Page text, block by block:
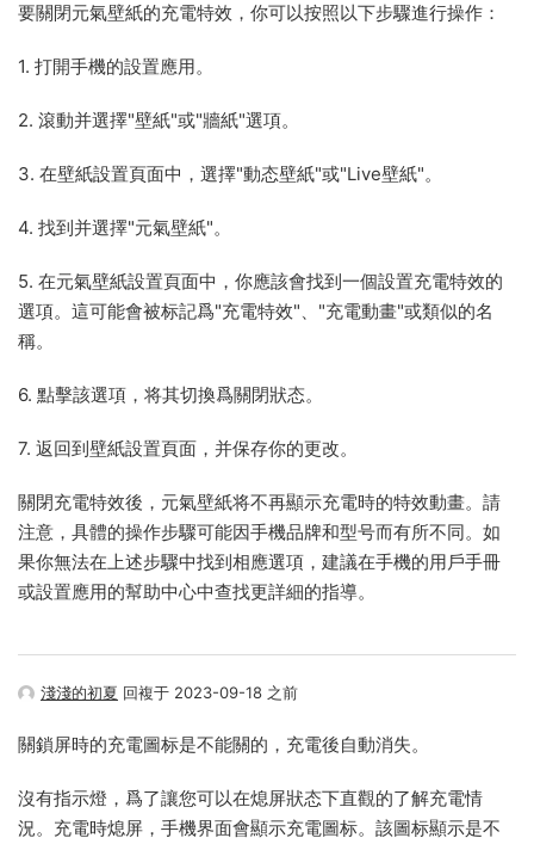
要關閉元氣壁紙的充電特效，你可以按照以下步驟進行操作：
1. 打開手機的設置應用。
2. 滾動并選擇"壁紙"或"牆紙"選項。
3. 在壁紙設置頁面中，選擇"動态壁紙"或"Live壁紙"。
4. 找到并選擇"元氣壁紙"。
5. 在元氣壁紙設置頁面中，你應該會找到一個設置充電特效的
選項。這可能會被标記爲"充電特效"、"充電動畫"或類似的名
稱。
6. 點擊該選項，将其切換爲關閉狀态。
7. 返回到壁紙設置頁面，并保存你的更改。
關閉充電特效後，元氣壁紙将不再顯示充電時的特效動畫。請
注意，具體的操作步驟可能因手機品牌和型号而有所不同。如
果你無法在上述步驟中找到相應選項，建議在手機的用戶手冊
或設置應用的幫助中心中查找更詳細的指導。
淺淺的初夏 回複于 2023-09-18 之前
關鎖屏時的充電圖标是不能關的，充電後自動消失。
沒有指示燈，爲了讓您可以在熄屏狀态下直觀的了解充電情
況。充電時熄屏，手機界面會顯示充電圖标。該圖标顯示是不